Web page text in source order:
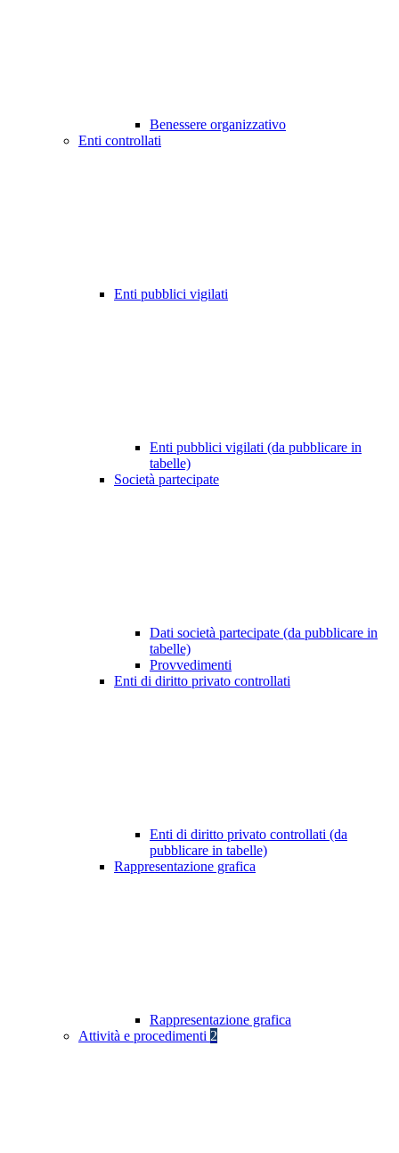
Benessere organizzativo
Enti controllati
Enti pubblici vigilati
Enti pubblici vigilati (da pubblicare in
tabelle)
Società partecipate
Dati società partecipate (da pubblicare in
tabelle)
Provvedimenti
Enti di diritto privato controllati
Enti di diritto privato controllati (da
pubblicare in tabelle)
Rappresentazione grafica
Rappresentazione grafica
Attività e procedimenti 2